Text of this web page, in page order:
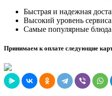
Быстрая и надежная
Высокий уровень сервиса
Самые популярные блюда
Принимаем к оплате следующие